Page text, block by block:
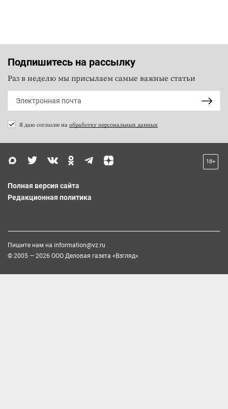
Подпишитесь на рассылку
Раз в неделю мы присылаем самые важные статьи
Я даю согласие на обработку персональных данных
18+
Полная версия сайта
Редакционная политика
Пишите нам на information@vz.ru
© 2005 — 2026 ООО Деловая газета «Взгляд»